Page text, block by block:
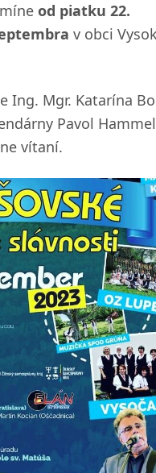
od piatku 22.
v obci
Ing. Mgr. Katarína
Pavol
vítaní.